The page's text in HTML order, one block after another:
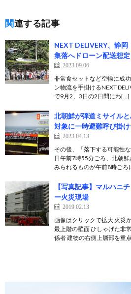
関連する記事
NEXT DELIVERY、静
集落へドローン配送想
2023.09.06
非常食セットなど空輸に成
ン物流を手掛けるNEXT
で9月2、3日の2日間にわ[…]
北朝鮮が弾道ミサイル
対象に一時避難呼び掛
2023.04.13
その後、「落下する可能性
日午前7時55分ごろ、北朝
みられるものが午前8時ご
【写真記事】マルハニ
ー火災現場
2019.02.13
画像はクリックで拡大 火災
最上階の壁面 ひしゃげた非
係者 建物の右側上層部を重